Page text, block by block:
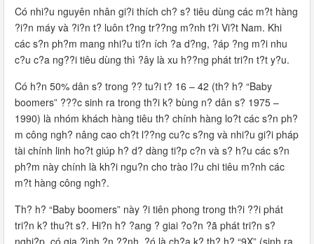
Có nhi?u nguyên nhân gi?i thích ch? s? tiêu dùng các m?t hàng
?i?n máy và ?i?n t? luôn t?ng tr??ng m?nh t?i Vi?t Nam. Khi
các s?n ph?m mang nhi?u ti?n ích ?a d?ng, ?áp ?ng m?i nhu
c?u c?a ng??i tiêu dùng thì ?ây là xu h??ng phát tri?n t?t y?u.
Có h?n 50% dân s? trong ?? tu?i t? 16 – 42 (th? h? “Baby
boomers” ???c sinh ra trong th?i k? bùng n? dân s? 1975 –
1990) là nhóm khách hàng tiêu th? chính hàng lo?t các s?n ph?
m công ngh? nâng cao ch?t l??ng cu?c s?ng và nhi?u gi?i pháp
tài chính linh ho?t giúp h? d? dàng ti?p c?n và s? h?u các s?n
ph?m này chính là kh?i ngu?n cho trào l?u chi tiêu m?nh các
m?t hàng công ngh?.
Th? h? “Baby boomers” này ?i tiên phong trong th?i ??i phát
tri?n k? thu?t s?. Hi?n h? ?ang ? giai ?o?n ?ã phát tri?n s?